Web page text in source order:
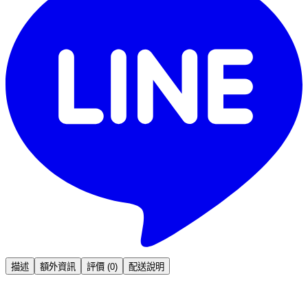
描述 額外資訊 評價 (0) 配送說明